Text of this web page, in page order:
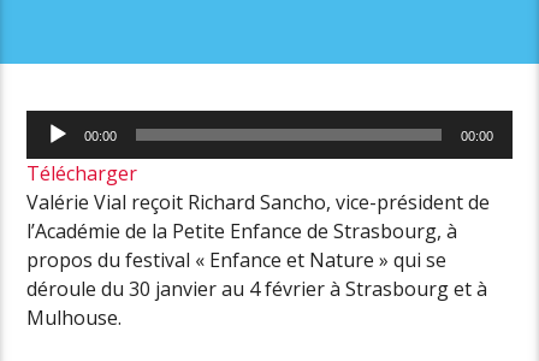
Lecteur
audio
00:00 00:00
Télécharger
Valérie Vial reçoit Richard Sancho, vice-président de
l’Académie de la Petite Enfance de Strasbourg, à
propos du festival « Enfance et Nature » qui se
déroule du 30 janvier au 4 février à Strasbourg et à
Mulhouse.